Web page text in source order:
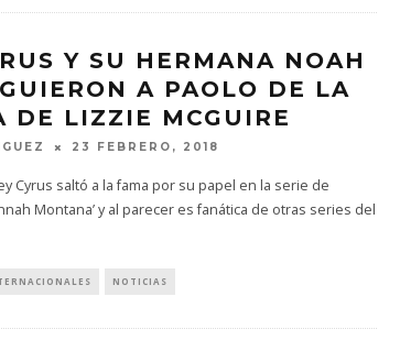
Y SU HERMANA NOAH
A PAOLO DE LA
DE LIZZIE MCGUIRE
23 FEBRERO, 2018
Cyrus saltó a la fama por su papel en la serie de
Montana’ y al parecer es fanática de otras series del
NOTICIAS
KISS OF LIFE LANZA EL
SENCILLO ‘SWEAT’
4 AGOSTO, 2026